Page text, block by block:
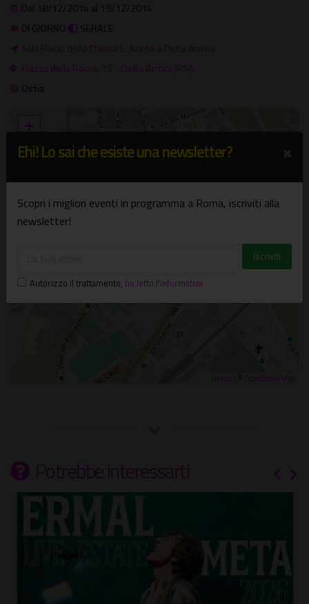
Dal 18/12/2014 al 19/12/2014
DI GIORNO
SERALE
Sala Riario della Chiesa S. Aurea a Ostia Antica
Piazza della Rocca, 13 - Ostia Antica (RM)
Ostia
Sala Riario della Chiesa S. Aurea a Ostia Antica
Piazza della Rocca, 13 - Ostia Antica (RM)
+
−
Potrebbe interessarti
Ehi! Lo sai che esiste una newsletter?
Scopri i migliori eventi in programma a Roma, iscriviti alla
newsletter!
Autorizzo il trattamento, ho letto l'informativa